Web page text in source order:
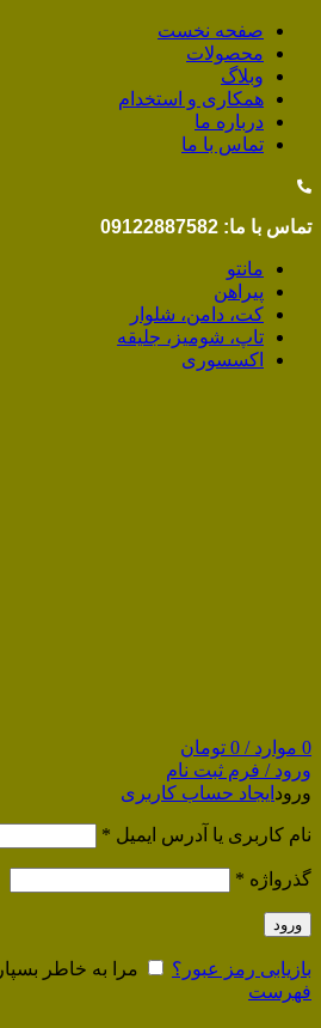
صفحه نخست
محصولات
وبلاگ
همکاری و استخدام
درباره ما
تماس با ما
تماس با ما: 09122887582
مانتو
پیراهن
کت، دامن، شلوار
تاپ، شومیز، جلیقه
اکسسوری
0 موارد /
0 تومان
ورود / فرم ثبت نام
ورود ایجاد حساب کاربری
نام کاربری یا آدرس ایمیل *
گذرواژه *
ورود
بازیابی رمز عبور؟
مرا به خاطر بسپار
فهرست